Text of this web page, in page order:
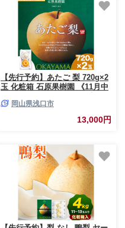
【先行予約】あたご 梨 720g×2
玉 化粧箱 石原果樹園 《11月中
山県 浅口市 フルーツ 果物 ギフ
ト 贈り物 国産 岡山県産 送料無
岡山県浅口市
13,000円